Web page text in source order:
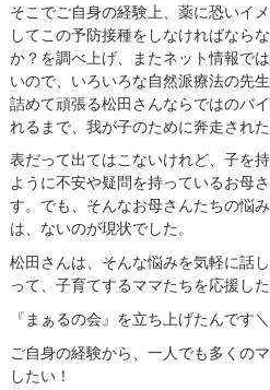
そこでご自身の経験上、薬に恐いイ
してこの予防接種をしなければなら
か？を調べ上げ、またネット情報で
いので、いろいろな自然派療法の先
詰めて頑張る松田さんならではのバ
れるまで、我が子のために奔走され
表だって出てはこないけれど、子を
ように不安や疑問を持っているお母
す。でも、そんなお母さんたちの悩
は、ないのが現状でした。
松田さんは、そんな悩みを気軽に話
って、子育てするママたちを応援した
『まぁるの会』を立ち上げたんです
ご自身の経験から、一人でも多くの
したい！